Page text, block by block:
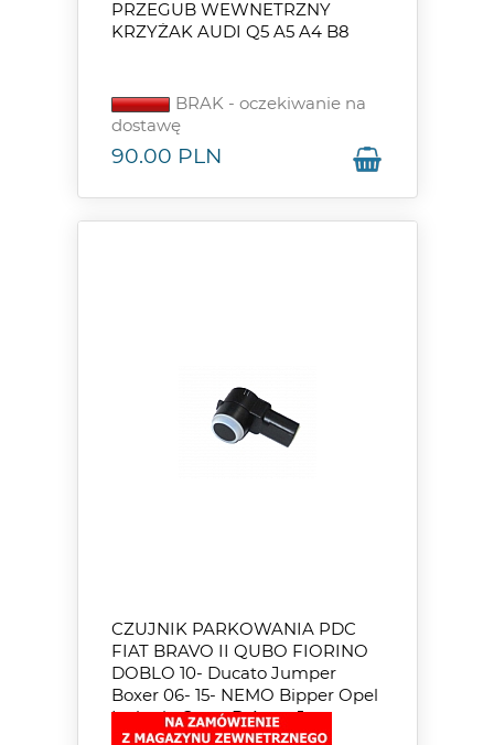
PRZEGUB WEWNETRZNY
KRZYŻAK AUDI Q5 A5 A4 B8
BRAK - oczekiwanie na
dostawę
90.00 PLN
CZUJNIK PARKOWANIA PDC
FIAT BRAVO II QUBO FIORINO
DOBLO 10- Ducato Jumper
Boxer 06- 15- NEMO Bipper Opel
Insignia Corsa D Astra J